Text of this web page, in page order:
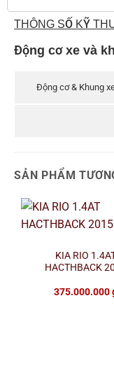
THÔNG SỐ KỸ
Động cơ xe và
Động cơ & Khung
SẢN PHẨM
KIA RIO
HACTHBACK
375.000.000